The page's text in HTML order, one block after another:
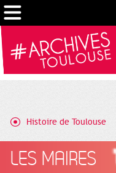
Histoire de Toulouse
LES MAIRES
Cookies management panel